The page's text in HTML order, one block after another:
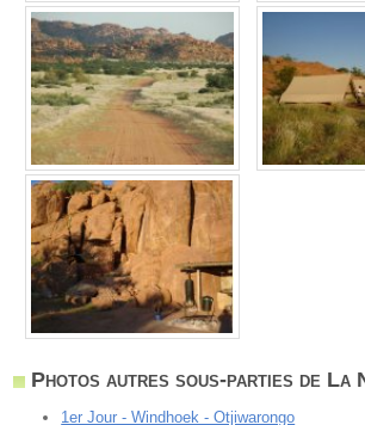
Photos autres sous-parties de La
1er Jour - Windhoek - Otjiwarongo